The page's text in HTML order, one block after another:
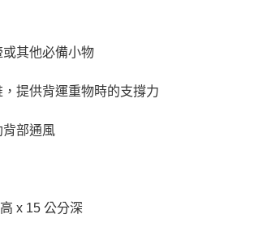
其他必備小物
提供背運重物時的支撐力
背部通風
x 15 公分深